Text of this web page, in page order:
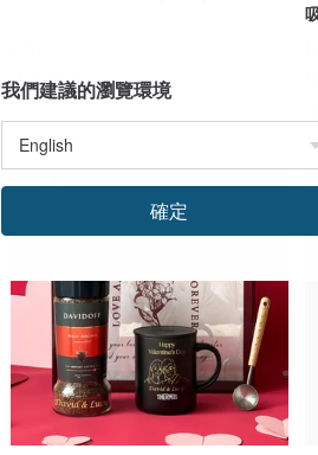
US$ 66.82
我們建議的瀏覽環境
確定